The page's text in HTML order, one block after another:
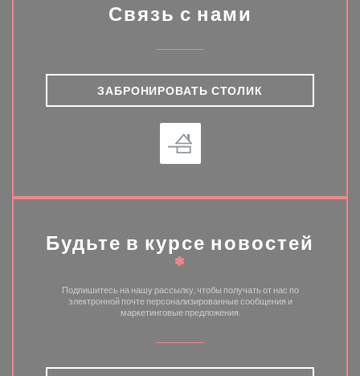
Связь с нами
ЗАБРОНИРОВАТЬ СТОЛИК
Будьте в курсе новостей
*
Подпишитесь на нашу рассылку, чтобы получать от нас по
электронной почте персонализированные сообщения и
маркетинговые предложения.